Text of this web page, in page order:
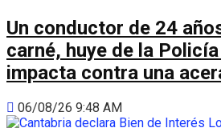
Un conductor de 24
carné, huye de la
impacta contra una
06/08/26 9:48 AM